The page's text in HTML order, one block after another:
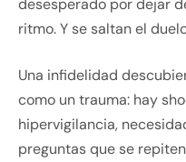
desesperado por dejar
ritmo. Y se saltan el
Una infidelidad
como un trauma: hay
hipervigilancia,
preguntas que se